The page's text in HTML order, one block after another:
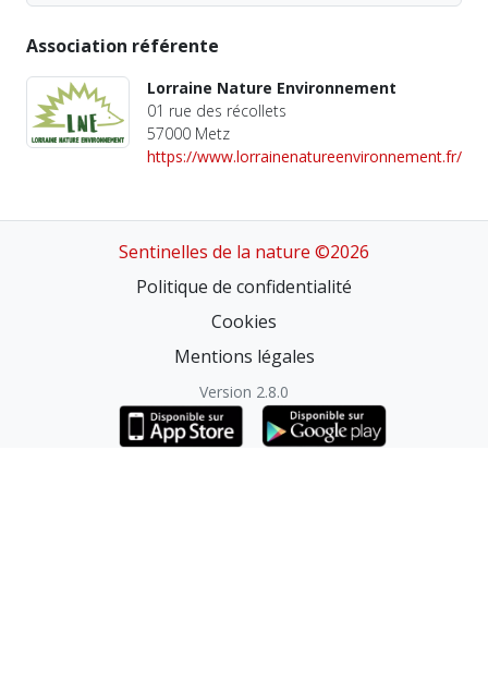
Association référente
Lorraine Nature Environnement
01 rue des récollets
57000 Metz
https://www.lorrainenatureenvironnement.fr/
Sentinelles de la nature ©2026
Politique de confidentialité
Cookies
Mentions légales
Version 2.8.0